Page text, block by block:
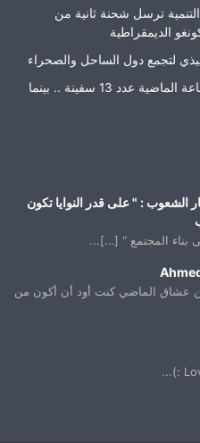
ترسل شحنة ثانية من
الديمقراطية
لتجمع دول الساحل والصحراء
ميناء_دمياط استقبل خلال الـ 24 ساعة الماضية عدد 13 سفينة .. بينما
الشعوب : " على قدر النوايا تكون
بناء المجتمع “ […]...
من عشاق الماضي كنت أود أن أكون من